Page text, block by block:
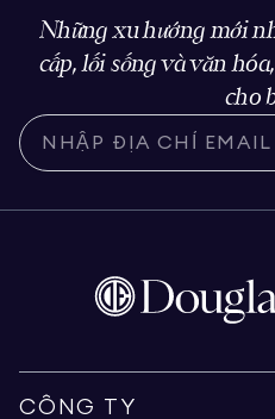
Những xu hướng mới
cấp, lối sống và văn
cho
CÔNG TY